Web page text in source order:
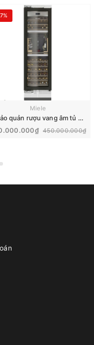
Miele
Tủ bảo quản rượu vang âm tủ Miele MasterCool | KWT 2672 ViS
450.000.000₫